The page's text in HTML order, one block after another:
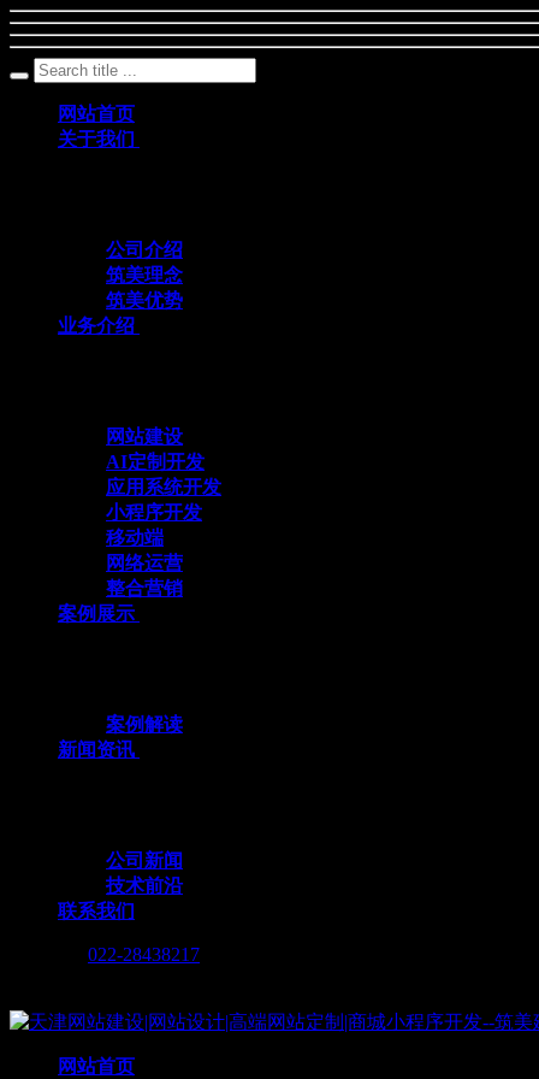
网站首页
关于我们
公司介绍
筑美理念
筑美优势
业务介绍
网站建设
AI定制开发
应用系统开发
小程序开发
移动端
网络运营
整合营销
案例展示
案例解读
新闻资讯
公司新闻
技术前沿
联系我们
022-28438217
网站首页